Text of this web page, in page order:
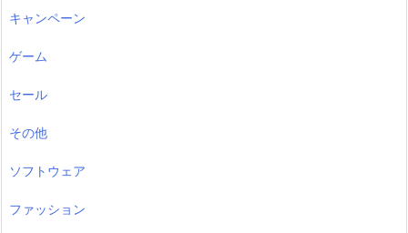
キャンペーン
ゲーム
セール
その他
ソフトウェア
ファッション